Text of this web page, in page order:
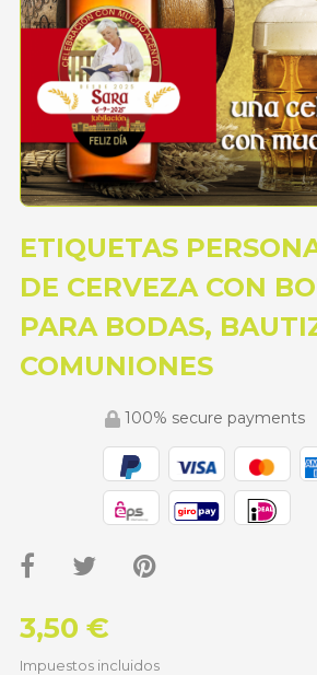
ETIQUETAS
DE CERVEZA CON
PARA BODAS,
COMUNIONES
100% secure payments
3,50 €
Impuestos incluidos